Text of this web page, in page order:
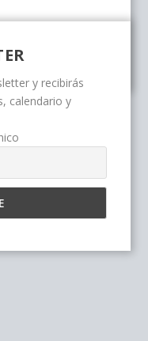
y recibirás
calendario y